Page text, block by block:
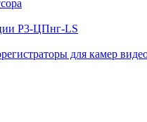
Р3-ЦПнг-LS
для камер